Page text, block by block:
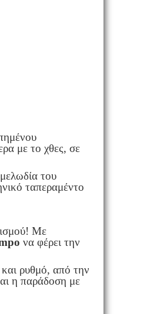
με το χθες, σε
του
ταπεραμέντο
Με
να φέρει την
και ρυθμό, από την
η παράδοση με